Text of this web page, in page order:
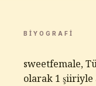
BIYOGRAFI
sweetfemale,
olarak 1 şiiriyle